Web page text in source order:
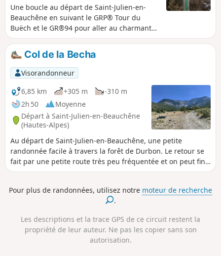
Une boucle au départ de Saint-Julien-en-
Beauchêne en suivant le GRP® Tour du
Buëch et le GR®94 pour aller au charmant
hameau de Vaunières en passant par des
paysages apaisants et avec de beaux
panoramas de moyenne montagne. Mèfi ! Le
sentier entre Fontarasse et le chemin de
Vaunière étant interdit, il est nécessaire
d'emprunter la petite route goudronnée
"Chemin de Vaunières" plutôt que le sentier
de Fontarasse.
Col de la Becha
Visorandonneur
6,85 km
+305 m
-310 m
2h 50
Moyenne
Départ à Saint-Julien-en-Beauchêne
(Hautes-Alpes)
Au départ de Saint-Julien-en-Beauchêne, une petite
randonnée facile à travers la forêt de Durbon. Le retour se
fait par une petite route très peu fréquentée et on peut finir
la balade en se trempant les pieds dans le Buech.
Pour plus de randonnées, utilisez notre moteur de recherche
.
Les descriptions et la trace GPS de ce circuit restent la
propriété de leur auteur. Ne pas les copier sans son
autorisation.